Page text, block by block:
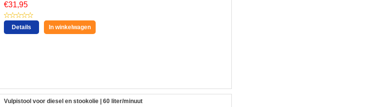
€31,95
Details In winkelwagen
Vulpistool voor diesel en stookolie | 60 liter/minuut